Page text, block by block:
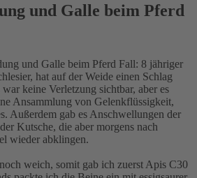
und Galle beim Pferd
und Galle beim Pferd Fall: 8 jähriger
hat auf der Weide einen Schlag
keine Verletzung sichtbar, aber es
Ansammlung von Gelenkflüssigkeit,
Außerdem gab es Anschwellungen der
Kutsche, die aber morgens nach
wieder abklingen.
weich, somit gab ich zuerst Apis C30